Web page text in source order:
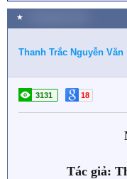
★
Thanh Trắc Nguyễn Văn
3131 18
Tác giả: